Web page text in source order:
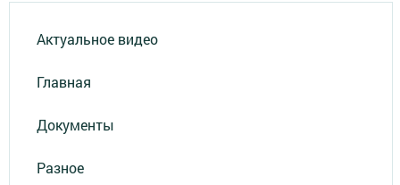
Актуальное видео
Главная
Документы
Разное